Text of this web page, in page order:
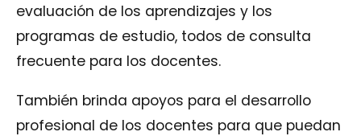
evaluación de los aprendizajes y los
programas de estudio, todos de consulta
frecuente para los docentes.
También brinda apoyos para el desarrollo
profesional de los docentes para que puedan